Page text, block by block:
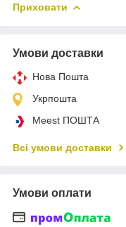
Приховати
Умови доставки
Нова Пошта
Укрпошта
Meest ПОШТА
Всі умови доставки
Умови оплати